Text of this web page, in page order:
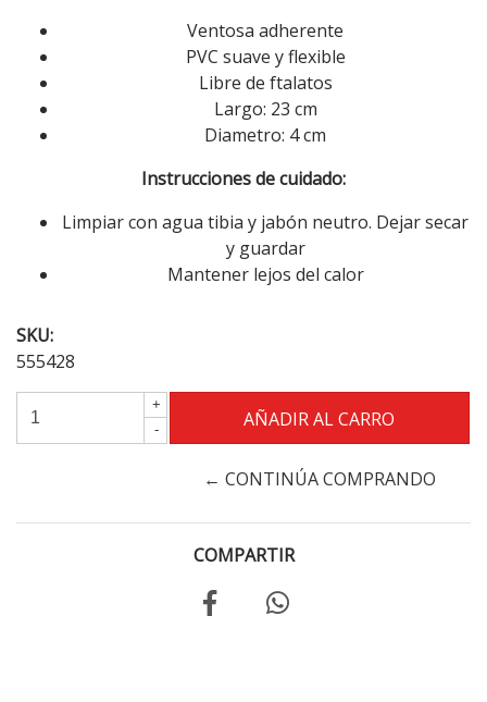
Ventosa adherente
PVC suave y flexible
Libre de ftalatos
Largo: 23 cm
Diametro: 4 cm
Instrucciones de cuidado:
Limpiar con agua tibia y jabón neutro. Dejar secar
y guardar
Mantener lejos del calor
SKU:
555428
+
-
← CONTINÚA COMPRANDO
COMPARTIR